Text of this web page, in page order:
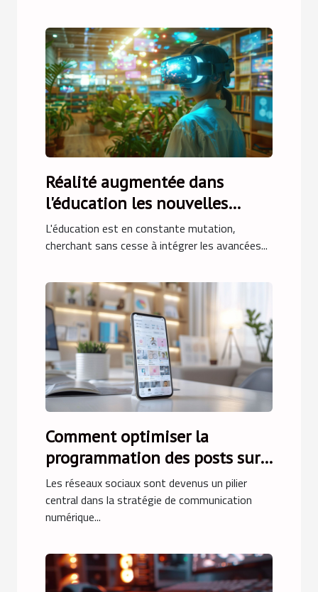
Réalité augmentée dans
l'éducation les nouvelles
méthodes d'apprentissage
L'éducation est en constante mutation,
cherchant sans cesse à intégrer les avancées...
Comment optimiser la
programmation des posts sur
les réseaux sociaux
Les réseaux sociaux sont devenus un pilier
central dans la stratégie de communication
numérique...